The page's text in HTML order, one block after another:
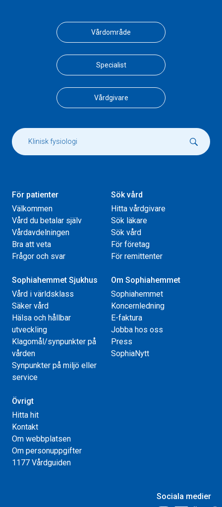
Vårdområde
Specialist
Vårdgivare
För patienter
Välkommen
Vård du betalar själv
Vårdavdelningen
Bra att veta
Frågor och svar
Sök vård
Hitta vårdgivare
Sök läkare
Sök vård
För företag
För remittenter
Sophiahemmet Sjukhus
Vård i världsklass
Säker vård
Hälsa och hållbar
utveckling
Klagomål/synpunkter på
vården
Synpunkter på miljö eller
service
Om Sophiahemmet
Sophiahemmet
Koncernledning
E-faktura
Jobba hos oss
Press
SophiaNytt
Övrigt
Hitta hit
Kontakt
Om webbplatsen
Om personuppgifter
1177 Vårdguiden
Sociala medier